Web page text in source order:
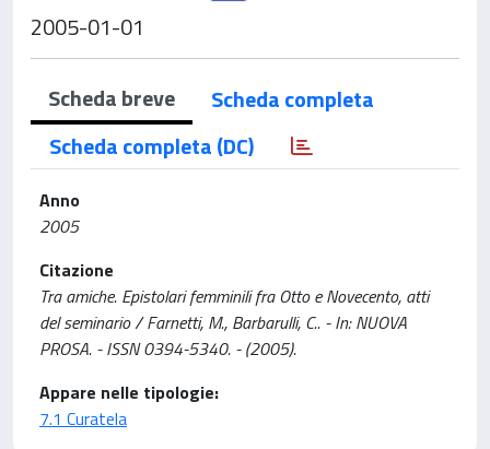
2005-01-01
Scheda breve
Scheda completa
Scheda completa (DC)
Anno
2005
Citazione
Tra amiche. Epistolari femminili fra Otto e Novecento, atti
del seminario / Farnetti, M., Barbarulli, C.. - In: NUOVA
PROSA. - ISSN 0394-5340. - (2005).
Appare nelle tipologie:
7.1 Curatela